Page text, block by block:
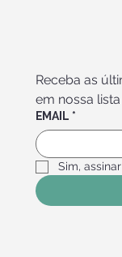
Receba as
em nossa
EMAIL *
Sim,